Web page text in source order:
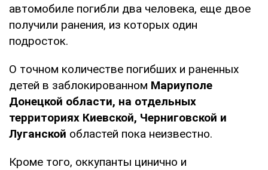
автомобиле погибли два человека, еще двое
получили ранения, из которых один
подросток.
О точном количестве погибших и раненных
детей в заблокированном Мариуполе
Донецкой области, на отдельных
территориях Киевской, Черниговской и
Луганской областей пока неизвестно.
Кроме того, оккупанты цинично и